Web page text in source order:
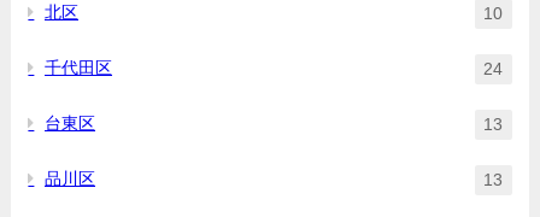
北区 10
千代田区 24
台東区 13
品川区 13